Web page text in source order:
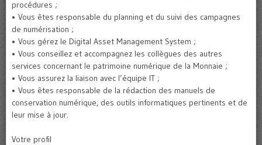
procédures ;
• Vous êtes responsable du planning et du suivi des campagnes
de numérisation ;
• Vous gérez le Digital Asset Management System ;
• Vous conseillez et accompagnez les collègues des autres
services concernant le patrimoine numérique de la Monnaie ;
• Vous assurez la liaison avec l’équipe IT ;
• Vous êtes responsable de la rédaction des manuels de
conservation numérique, des outils informatiques pertinents et de
leur mise à jour.
Votre profil